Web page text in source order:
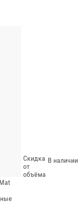
Скидка
от
объёма
В наличии